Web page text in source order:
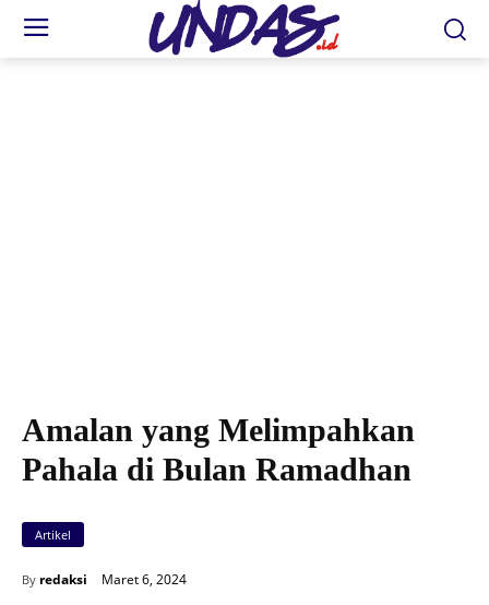
Amalan yang Melimpahkan
Pahala di Bulan Ramadhan
Artikel
By redaksi Maret 6, 2024